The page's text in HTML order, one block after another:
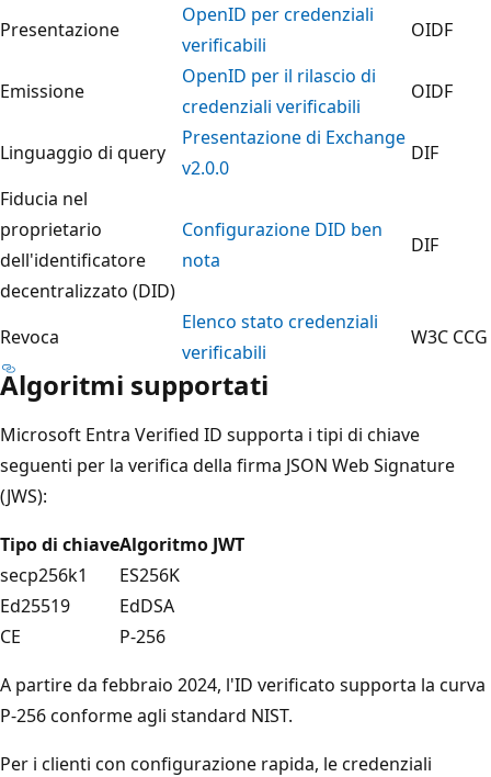
Presentazione
OpenID per credenziali
verificabili
OIDF
Emissione
OpenID per il rilascio di
credenziali verificabili
OIDF
Linguaggio di query
Presentazione di Exchange
v2.0.0
DIF
Fiducia nel
proprietario
dell'identificatore
decentralizzato (DID)
Configurazione DID ben
nota
DIF
Revoca
Elenco stato credenziali
verificabili
W3C CCG
Algoritmi supportati
Microsoft Entra Verified ID supporta i tipi di chiave
seguenti per la verifica della firma JSON Web Signature
(JWS):
Tipo di chiaveAlgoritmo JWT
secp256k1
ES256K
Ed25519
EdDSA
CE
P-256
A partire da febbraio 2024, l'ID verificato supporta la curva
P-256 conforme agli standard NIST.
Per i clienti con configurazione rapida, le credenziali